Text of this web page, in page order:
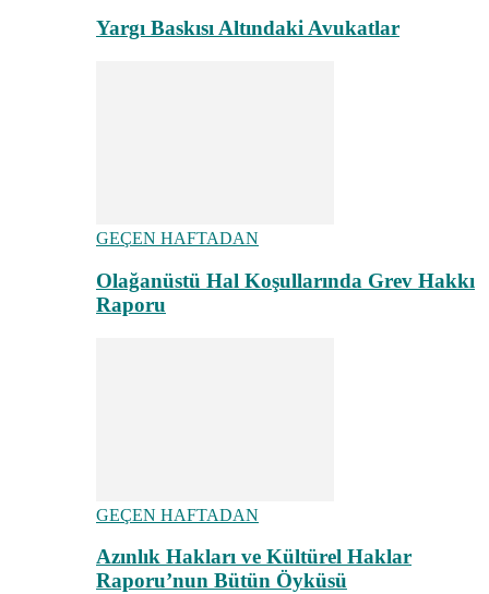
Yargı Baskısı Altındaki Avukatlar
GEÇEN HAFTADAN
Olağanüstü Hal Koşullarında Grev Hakkı
Raporu
GEÇEN HAFTADAN
Azınlık Hakları ve Kültürel Haklar
Raporu’nun Bütün Öyküsü